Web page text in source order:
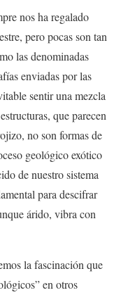
nos ha regalado
pero pocas son tan
las denominadas
enviadas por las
sentir una mezcla
que parecen
no son formas de
geológico exótico
de nuestro sistema
para descifrar
árido, vibra con
la fascinación que
en otros